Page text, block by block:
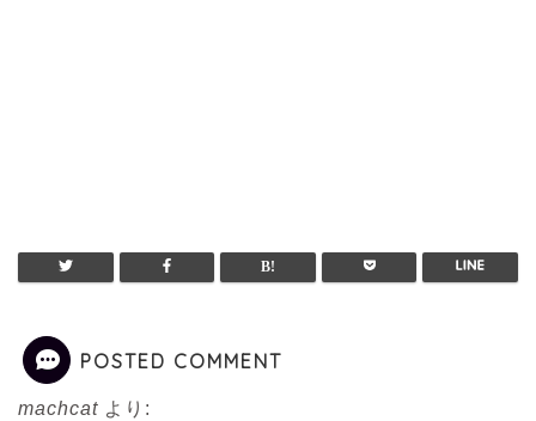
POSTED COMMENT
machcat より: